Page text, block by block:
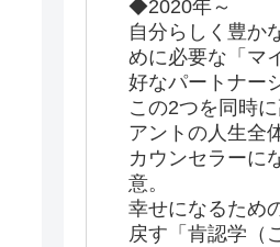
◆2020年～
自分らしく豊か
めに必要な「マ
好なパートナー
この2つを同時
アントの人生全
カウンセラーに
意。
幸せになるため
戻す「肯認学（